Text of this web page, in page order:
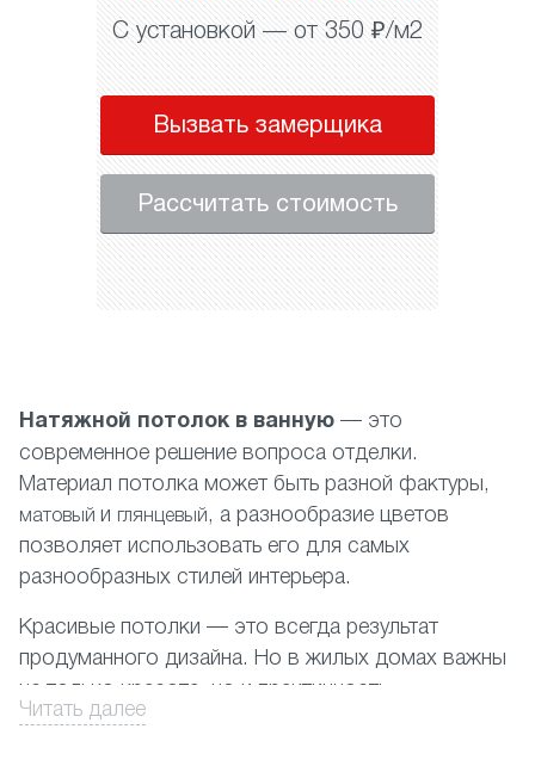
С установкой — от 350 ₽/м2
Вызвать замерщика
Рассчитать стоимость
Натяжной потолок в ванную— это
современное решение вопроса отделки.
Материал потолка может быть разной фактуры,
матовый иглянцевый , а разнообразие цветов
позволяет использовать его для самых
разнообразных стилей интерьера.
Красивые потолки — это всегда результат
продуманного дизайна. Но в жилых домах
важны не только красота, но и практичность,
долговечность, и многие другие качества.
Читать далее